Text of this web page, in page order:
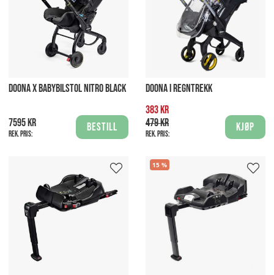
DOONA X BABYBILSTOL NITRO BLACK
7595 kr
Rek. pris:
Bestill
DOONA I REGNTREKK
383 kr
479 kr
Rek. pris:
Kjøp
15